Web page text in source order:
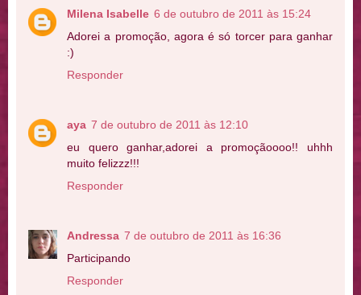
Milena Isabelle 6 de outubro de 2011 às 15:24
Adorei a promoção, agora é só torcer para ganhar
:)
Responder
aya 7 de outubro de 2011 às 12:10
eu quero ganhar,adorei a promoçãoooo!! uhhh
muito felizzz!!!
Responder
Andressa 7 de outubro de 2011 às 16:36
Participando
Responder